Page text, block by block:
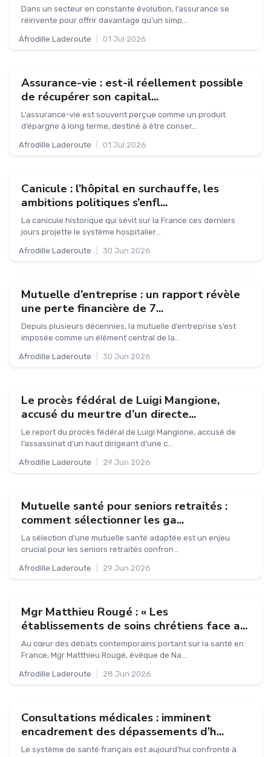
Dans un secteur en constante évolution, l’assurance se
réinvente pour offrir davantage qu’un simp...
Afrodille Laderoute 01 Jul 2026
Assurance-vie : est-il réellement possible
de récupérer son capital...
L’assurance-vie est souvent perçue comme un produit
d’épargne à long terme, destiné à être conser...
Afrodille Laderoute 01 Jul 2026
Canicule : l’hôpital en surchauffe, les
ambitions politiques s’enfl...
La canicule historique qui sévit sur la France ces derniers
jours projette le système hospitalier...
Afrodille Laderoute 30 Jun 2026
Mutuelle d’entreprise : un rapport révèle
une perte financière de 7...
Depuis plusieurs décennies, la mutuelle d’entreprise s’est
imposée comme un élément central de la...
Afrodille Laderoute 30 Jun 2026
Le procès fédéral de Luigi Mangione,
accusé du meurtre d’un directe...
Le report du procès fédéral de Luigi Mangione, accusé de
l’assassinat d’un haut dirigeant d’une c...
Afrodille Laderoute 29 Jun 2026
Mutuelle santé pour seniors retraités :
comment sélectionner les ga...
La sélection d’une mutuelle santé adaptée est un enjeu
crucial pour les seniors retraités confron...
Afrodille Laderoute 29 Jun 2026
Mgr Matthieu Rougé : « Les
établissements de soins chrétiens face a...
Au cœur des débats contemporains portant sur la santé en
France, Mgr Matthieu Rougé, évêque de Na...
Afrodille Laderoute 28 Jun 2026
Consultations médicales : imminent
encadrement des dépassements d’h...
Le système de santé français est aujourd’hui confronté à